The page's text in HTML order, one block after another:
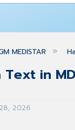
global
MEDISTAR
in MD
2026